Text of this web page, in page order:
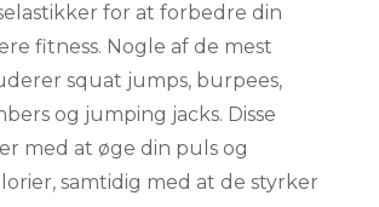
for at forbedre din
fitness. Nogle af de mest
squat jumps, burpees,
og jumping jacks. Disse
med at øge din puls og
samtidig med at de styrker